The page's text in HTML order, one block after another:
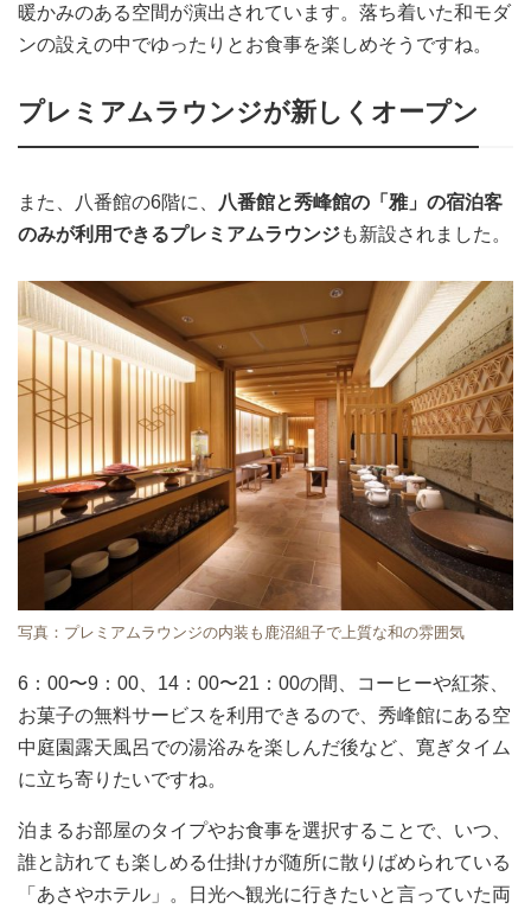
暖かみのある空間が演出されています。落ち着いた和モダ
ンの設えの中でゆったりとお食事を楽しめそうですね。
プレミアムラウンジが新しくオープン
また、八番館の6階に、
八番館と秀峰館の「雅」の宿泊客
のみが利用できるプレミアムラウンジも新設されました。
写真：プレミアムラウンジの内装も鹿沼組子で上質な和の雰囲気
6：00〜9：00、14：00〜21：00の間、コーヒーや紅茶、
お菓子の無料サービスを利用できるので、秀峰館にある空
中庭園露天風呂での湯浴みを楽しんだ後など、寛ぎタイム
に立ち寄りたいですね。
泊まるお部屋のタイプやお食事を選択することで、いつ、
誰と訪れても楽しめる仕掛けが随所に散りばめられている
「あさやホテル」。日光へ観光に行きたいと言っていた両